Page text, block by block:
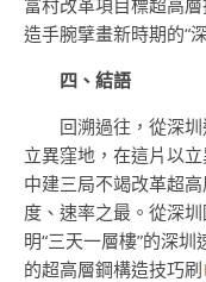
富村改革項目標超高
造手腕擘畫新時期的“
四、結語
回溯過往，從深
立異窪地，在這片以
中建三局不竭改革超
度、速率之最。從深
明“三天一層樓”的深
的超高層鋼構造技巧刷